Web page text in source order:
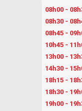
08h00 -
08h30 -
08h45 -
10h45 -
13h00 -
14h30 -
18h15 -
18h30 -
19h00 -